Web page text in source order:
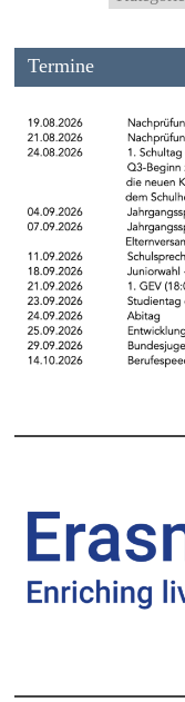
Termine